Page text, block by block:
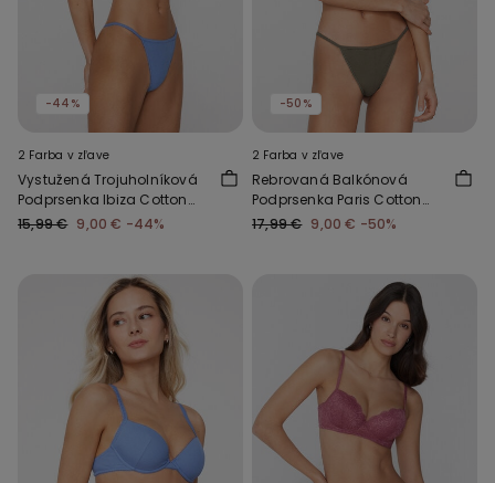
-44%
2 Farba v zľave
Vystužená Trojuholníková
Podprsenka Ibiza Cotton
Cutie
15,99 € 9,00 € -44%
-50%
2 Farba v zľave
Rebrovaná Balkónová
Podprsenka Paris Cotton
Cutie
17,99 € 9,00 € -50%